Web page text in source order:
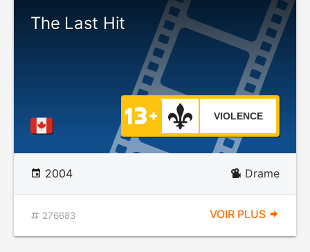
The Last Hit
VIOLENCE
2004 Drame
276683 VOIR PLUS